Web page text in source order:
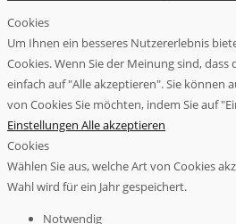
Cookies
Um Ihnen ein besseres Nutzererlebnis
Cookies. Wenn Sie der Meinung sind, dass
einfach auf "Alle akzeptieren". Sie können
von Cookies Sie möchten, indem Sie auf
Einstellungen Alle akzeptieren
Cookies
Wählen Sie aus, welche Art von Cookies
Wahl wird für ein Jahr gespeichert.
Notwendig